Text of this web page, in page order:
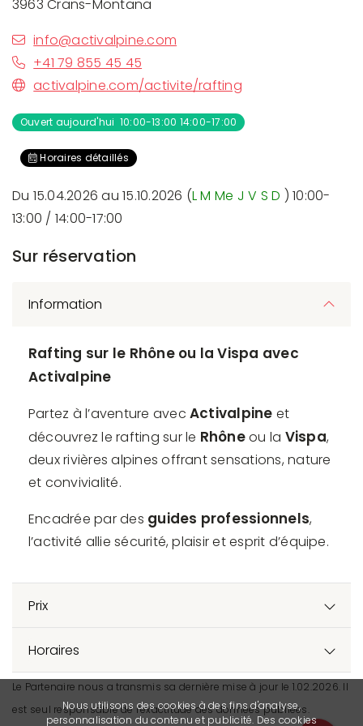
3963 Crans-Montana
info@activalpine.com
+41 79 855 45 45
activalpine.com/activite/rafting
Ouvert aujourd'hui 10:00-13:00 14:00-17:00
Horaires détaillés
Du 15.04.2026 au 15.10.2026 (LM Me JV SD ) 10:00-
13:00 / 14:00-17:00
Sur réservation
Information
Rafting sur le Rhône ou la Vispa avec
Activalpine
Partez à l’aventure avec Activalpine et
découvrez le rafting sur le Rhôneou la Vispa,
deux rivières alpines offrant sensations, nature
et convivialité.
Encadrée par des guides professionnels,
l’activité allie sécurité, plaisir et esprit d’équipe.
Prix
Horaires
Le Partenaire nous a transmis sa dernière mise à jour le 1.02.2026. Il
est seul responsable de l’exactitude des données publiées.
Nous utilisons des cookies à des fins d'analyse,
personnalisation du contenu et publicité. Des cookies